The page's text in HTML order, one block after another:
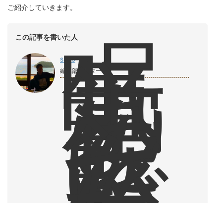
ご紹介していきます。
この記事を書いた人
shiro
編集部ライター
眠
気
覚
ま
し
に
飲
ん